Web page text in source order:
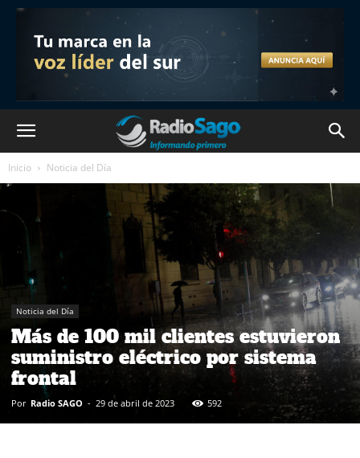
Inicio Noticia del Día
Noticia del Día
Más de 100 mil clientes estuvieron
suministro eléctrico por sistema
frontal
Por Radio SAGO - 29 de abril de 2023 592